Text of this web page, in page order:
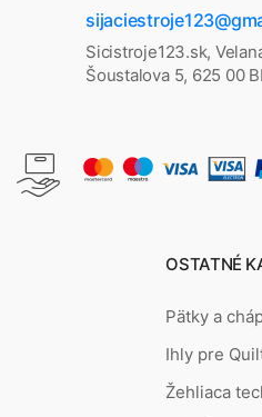
Sicistroje123.sk,
Šoustalova 5, 625 00
OSTATNÉ
Pätky a
Ihly pre
Žehliaca